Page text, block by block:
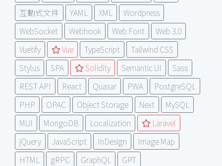
互動式文件
YAML XML
Wordpress
WebSocket
Webhook Web Font
Web 3.0
Vuetify
Vue TypeScript
Tailwind CSS
Stylus
SPA Solidity Semantic UI
Sass
REST API
React Quasar PWA
PostgreSQL
PHP
OPAC Object Storage Next
MySQL
MUI
MongoDB Localization
Laravel
jQuery
JavaScript InDesign
Image Map
HTML
gRPC GraphQL
GPT